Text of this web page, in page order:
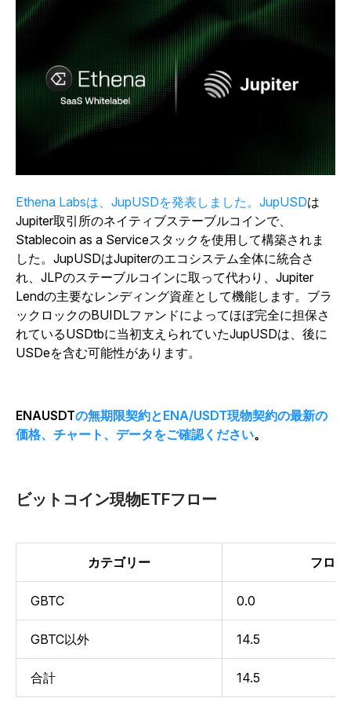
Ethena Labsは、JupUSDを発表しました。JupUSDは
Jupiter取引所のネイティブステーブルコインで、
Stablecoin as a Serviceスタックを使用して構築されま
した。JupUSDはJupiterのエコシステム全体に統合さ
れ、JLPのステーブルコインに取って代わり、Jupiter
Lendの主要なレンディング資産として機能します。ブラ
ックロックのBUIDLファンドによってほぼ完全に担保さ
れているUSDtbに当初支えられていたJupUSDは、後に
USDeを含む可能性があります。
ENAUSDTの無期限契約とENA/USDT現物契約の最新の
価格、チャート、データをご確認ください。
ビットコイン現物ETFフロー
カテゴリー フロ
GBTC 0.0
GBTC以外 14.5
合計 14.5